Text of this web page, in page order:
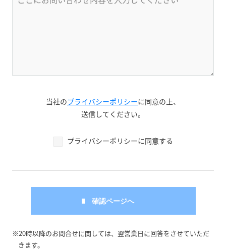
当社のプライバシーポリシーに同意の上、
送信してください。
プライバシーポリシーに同意する
※20時以降のお問合せに関しては、翌営業日に回答をさせていただ
きます。